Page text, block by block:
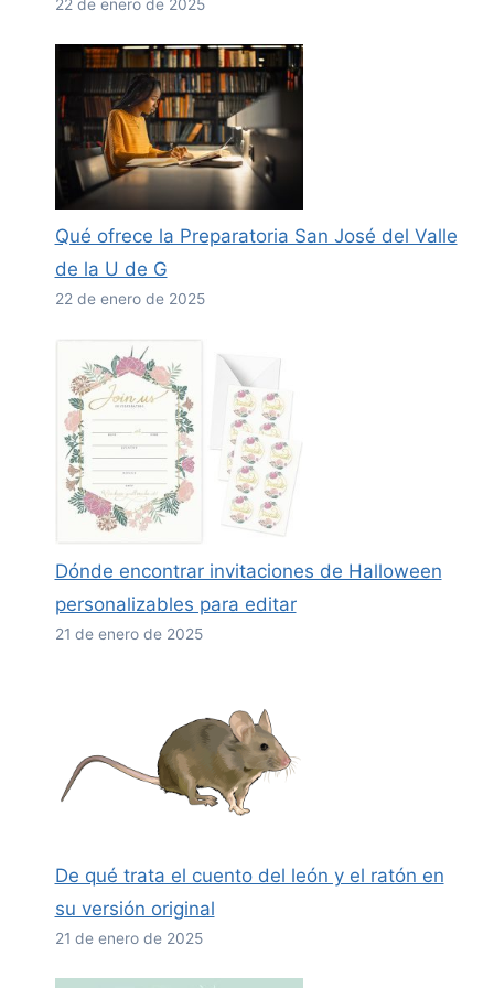
22 de enero de 2025
Qué ofrece la Preparatoria San José del Valle
de la U de G
22 de enero de 2025
Dónde encontrar invitaciones de Halloween
personalizables para editar
21 de enero de 2025
De qué trata el cuento del león y el ratón en
su versión original
21 de enero de 2025